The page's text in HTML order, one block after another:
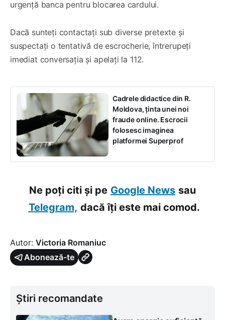
urgență banca pentru blocarea cardului.
Dacă sunteți contactați sub diverse pretexte și
suspectați o tentativă de escrocherie, întrerupeți
imediat conversația și apelați la 112.
Cadrele didactice din R.
Moldova, ținta unei noi
fraude online. Escrocii
folosesc imaginea
platformei Superprof
Ne poți citi și pe Google News sau
Telegram, dacă îți este mai comod.
Autor: Victoria Romaniuc
Abonează-te
Știri recomandate